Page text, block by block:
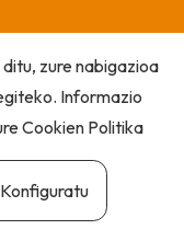
zure nabigazioa
Informazio
Cookien Politika
Konfiguratu